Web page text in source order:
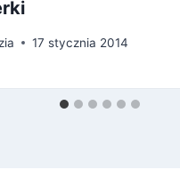
17 stycznia 2014